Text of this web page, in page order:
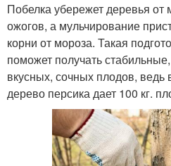
Побелка убережет деревья
ожогов, а мульчирование
корни от мороза. Такая
поможет получать
вкусных, сочных плодов, ведь
дерево персика дает 100 кг.